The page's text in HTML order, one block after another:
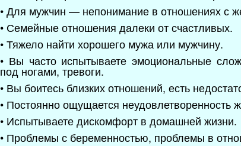
• Для мужчин — непонимание в отношениях с
• Семейные отношения далеки от счастливых.
• Тяжело найти хорошего мужа или мужчину.
• Вы часто испытываете эмоциональные
под ногами, тревоги.
• Вы боитесь близких отношений, есть
• Постоянно ощущается неудовлетворенность
• Испытываете дискомфорт в домашней жизни.
• Проблемы с беременностью, проблемы в